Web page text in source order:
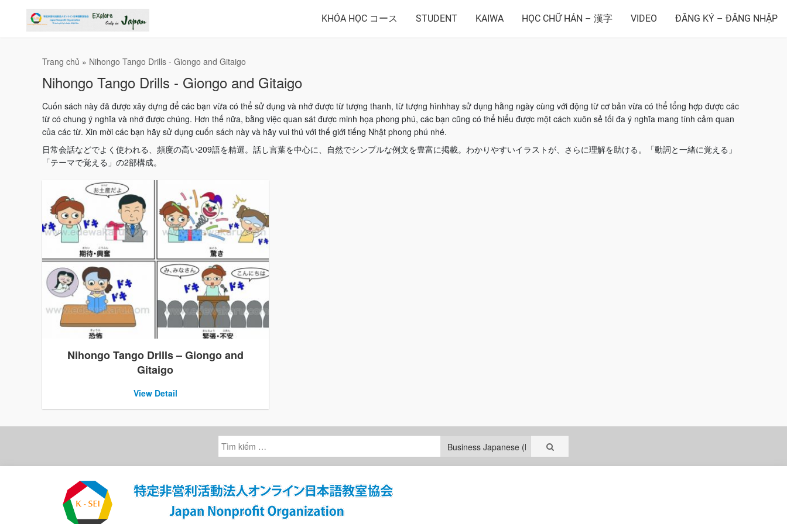
KHÓA HỌC コース STUDENT KAIWA HỌC CHỮ HÁN – 漢字 VIDEO ĐĂNG KÝ – ĐĂNG NHẬP
Trang chủ » Nihongo Tango Drills - Giongo and Gitaigo
Nihongo Tango Drills - Giongo and Gitaigo
Cuốn sách này đã được xây dựng để các bạn vừa có thể sử dụng và nhớ được từ tượng thanh, từ tượng hìnhhay sử dụng hằng ngày cùng với động từ cơ bản vừa có thể tổng hợp được các
từ có chung ý nghĩa và nhớ được chúng. Hơn thế nữa, bằng việc quan sát được minh họa phong phú, các bạn cũng có thể hiểu được một cách xuôn sẻ tối đa ý nghĩa mang tính cảm quan
của các từ. Xin mời các bạn hãy sử dụng cuốn sách này và hãy vui thú với thế giới tiếng Nhật phong phú nhé.
日常会話などでよく使われる、頻度の高い209語を精選。話し言葉を中心に、自然でシンプルな例文を豊富に掲載。わかりやすいイラストが、さらに理解を助ける。「動詞と一緒に覚える」
「テーマで覚える」の2部構成。
Nihongo Tango Drills – Giongo and
Gitaigo
View Detail